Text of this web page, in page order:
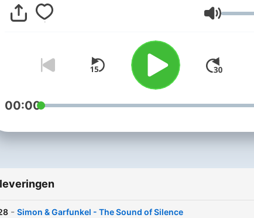
Volume
00:00
- Simon & Garfunkel - The Sound of Silence